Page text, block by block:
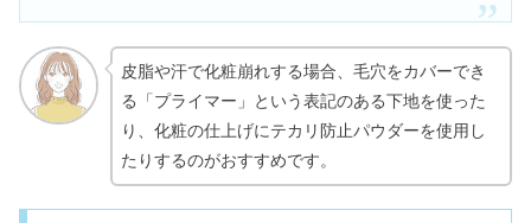
皮脂や汗で化粧崩れする場合、毛穴をカバーでき
る「プライマー」という表記のある下地を使った
り、化粧の仕上げにテカリ防止パウダーを使用し
たりするのがおすすめです。